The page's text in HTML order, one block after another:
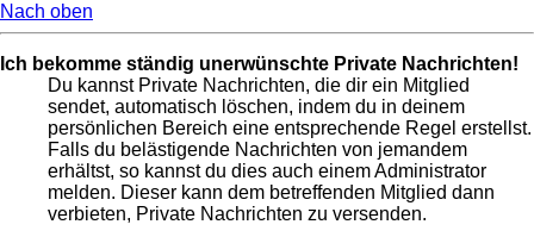
Nach oben
Ich bekomme ständig unerwünschte Private Nachrichten!
Du kannst Private Nachrichten, die dir ein Mitglied
sendet, automatisch löschen, indem du in deinem
persönlichen Bereich eine entsprechende Regel erstellst.
Falls du belästigende Nachrichten von jemandem
erhältst, so kannst du dies auch einem Administrator
melden. Dieser kann dem betreffenden Mitglied dann
verbieten, Private Nachrichten zu versenden.